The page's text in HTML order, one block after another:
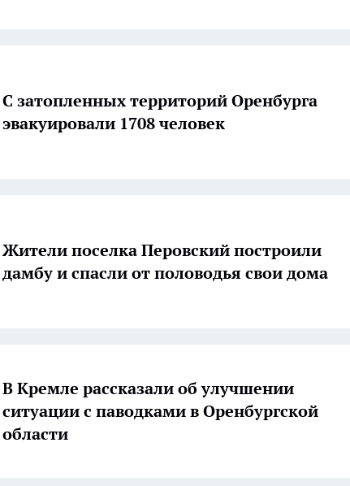
С затопленных территорий Оренбурга
эвакуировали 1708 человек
Жители поселка Перовский построили
дамбу и спасли от половодья свои дома
В Кремле рассказали об улучшении
ситуации с паводками в Оренбургской
области